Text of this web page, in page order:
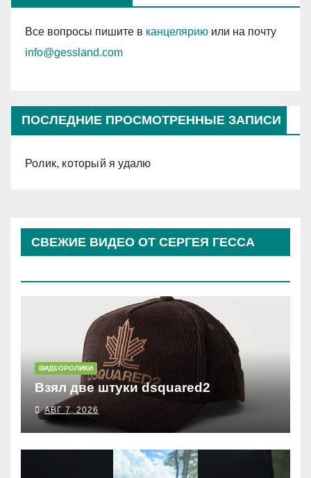
Все вопросы пишите в канцелярию или на почту
info@gessland.com
ПОСЛЕДНИЕ ПРОСМОТРЕННЫЕ ЗАПИСИ
Ролик, который я удалю
СВЕЖИЕ ВИДЕО ОТ СЕРГЕЯ ГЕССА
ВИДЕОРОЛИКИ
Взял две штуки dsquared2
АВГ 7, 2026